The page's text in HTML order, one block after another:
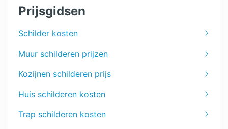
Prijsgidsen
Schilder kosten
Muur schilderen prijzen
Kozijnen schilderen prijs
Huis schilderen kosten
Trap schilderen kosten